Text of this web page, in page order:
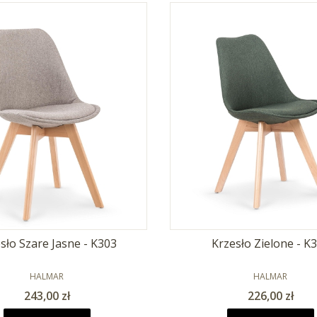
Szare Jasne - K303
PRODUCENT
HALMAR
Cena
243,00 zł
Krzesło Zielone -
PRODUCENT
HALMAR
Cena
226,00 zł